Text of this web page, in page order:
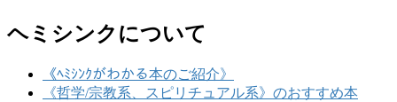
ヘミシンクについて
《ﾍﾐｼﾝｸがわかる本のご紹介》
《哲学/宗教系、スピリチュアル系》のおすすめ本